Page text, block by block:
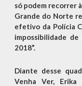
só podem recorrer
Grande do Norte
efetivo da Polícia
impossibilidade
2018”.
Diante desse
Venha Ver,